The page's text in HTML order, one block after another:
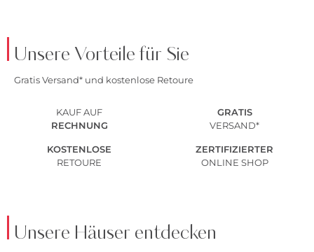
Unsere Vorteile für Sie
Gratis Versand* und kostenlose Retoure
KAUF AUF
RECHNUNG
GRATIS
VERSAND*
KOSTENLOSE
RETOURE
ZERTIFIZIERTER
ONLINE SHOP
Unsere Häuser entdecken